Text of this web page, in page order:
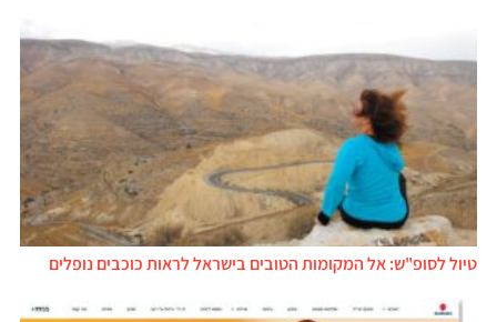
טיול לסופ"ש: אל המקומות הטובים בישראל לראות כוכבים נופלים